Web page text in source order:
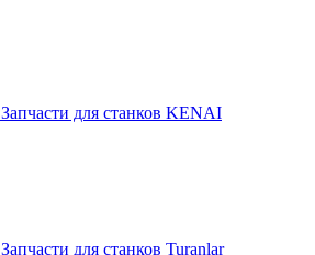
Запчасти для станков KENAI
Запчасти для станков Turanlar